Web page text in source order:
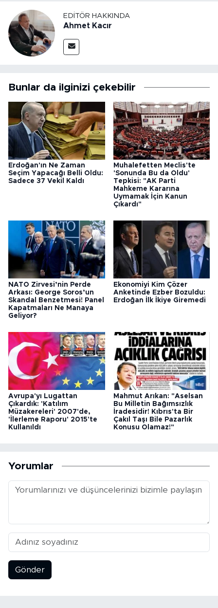
EDITÖR HAKKINDA
Ahmet Kacır
Bunlar da ilginizi çekebilir
Erdoğan'ın Ne Zaman
Seçim Yapacağı Belli Oldu:
Sadece 37 Vekil Kaldı
Muhalefetten Meclis'te
'Sonunda Bu da Oldu'
Tepkisi: "AK Parti
Mahkeme Kararına
Uymamak İçin Kanun
Çıkardı"
NATO Zirvesi’nin Perde
Arkası: George Soros’un
Skandal Benzetmesi! Panel
Kapatmaları Ne Manaya
Geliyor?
Ekonomiyi Kim Çözer
Anketinde Ezber Bozuldu:
Erdoğan İlk İkiye Giremedi
Avrupa'yı Lugattan
Çıkardık: 'Katılım
Müzakereleri' 2007'de,
'İlerleme Raporu' 2015'te
Kullanıldı
Mahmut Arıkan: "Aselsan
Bu Milletin Bağımsızlık
İradesidir! Kıbrıs'ta Bir
Çakıl Taşı Bile Pazarlık
Konusu Olamaz!"
Yorumlar
Gönder